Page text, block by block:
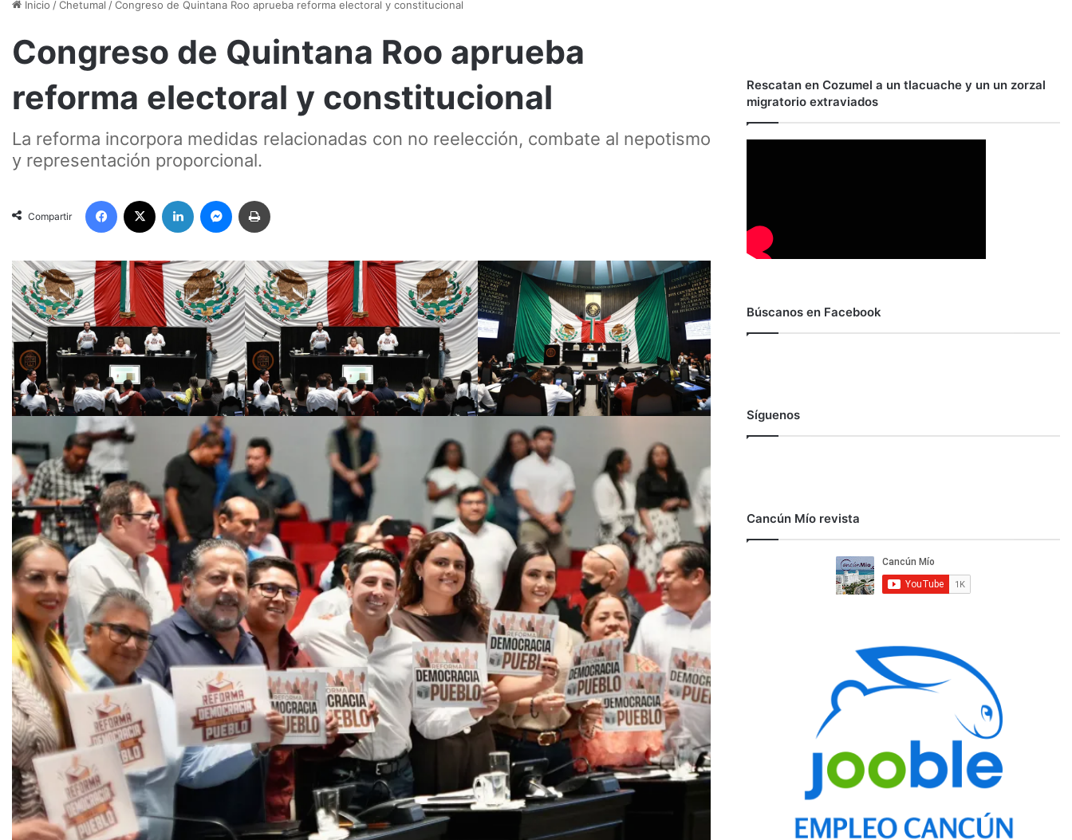
Inicio /Chetumal /Congreso de Quintana Roo aprueba reforma electoral y constitucional
Congreso de Quintana Roo aprueba
reforma electoral y constitucional
La reforma incorpora medidas relacionadas con no reelección, combate al nepotismo
y representación proporcional.
Compartir
Facebook LinkedIn Messenger
Rescatan en Cozumel a un tlacuache y un un zorzal
migratorio extraviados
Búscanos en Facebook
Síguenos
Cancún Mío revista